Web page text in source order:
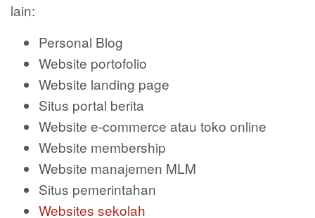
lain:
Personal Blog
Website portofolio
Website landing page
Situs portal berita
Website e-commerce atau toko online
Website membership
Website manajemen MLM
Situs pemerintahan
Websites sekolah